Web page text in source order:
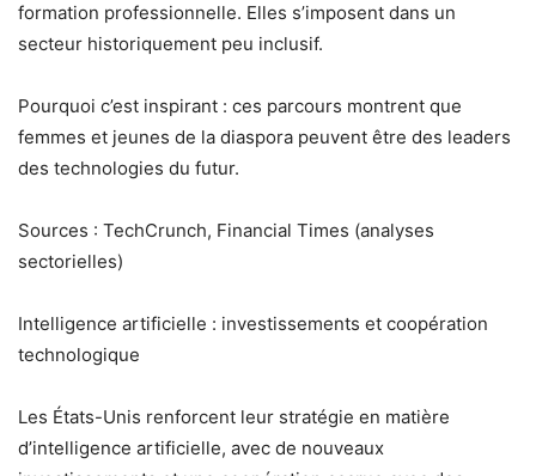
formation professionnelle. Elles s’imposent dans un
secteur historiquement peu inclusif.
Pourquoi c’est inspirant : ces parcours montrent que
femmes et jeunes de la diaspora peuvent être des leaders
des technologies du futur.
Sources : TechCrunch, Financial Times (analyses
sectorielles)
Intelligence artificielle : investissements et coopération
technologique
Les États-Unis renforcent leur stratégie en matière
d’intelligence artificielle, avec de nouveaux